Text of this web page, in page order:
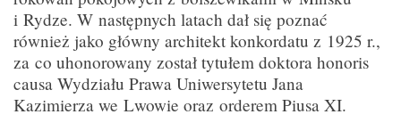
i Rydze. W następnych latach dał się poznać
również jako główny architekt konkordatu z 1925 r.,
za co uhonorowany został tytułem doktora honoris
causa Wydziału Prawa Uniwersytetu Jana
Kazimierza we Lwowie oraz orderem Piusa XI.